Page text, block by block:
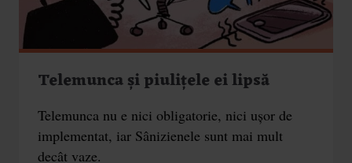
Telemunca și piulițele ei lipsă
Telemunca nu e nici obligatorie, nici ușor de
implementat, iar Sânizienele sunt mai mult
decât vaze.